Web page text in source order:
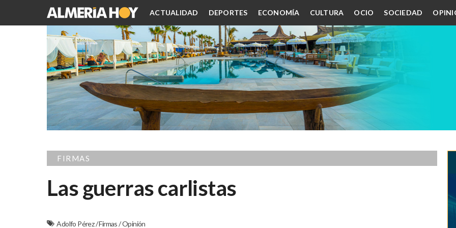
ACTUALIDAD DEPORTES ECONOMÍA CULTURA OCIO SOCIEDAD
FIRMAS
Las guerras carlistas
Adolfo Pérez/Firmas/Opinión